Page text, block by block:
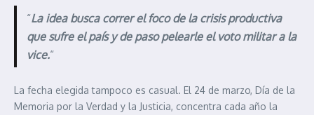
“La idea busca correr el foco de la crisis productiva
que sufre el país y de paso pelearle el voto militar a la
vice.“
La fecha elegida tampoco es casual. El 24 de marzo, Día de la
Memoria por la Verdad y la Justicia, concentra cada año la